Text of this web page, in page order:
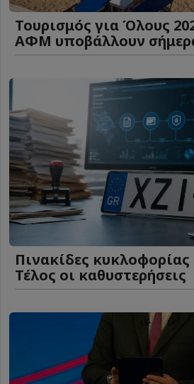
Τουρισμός για Όλους
ΑΦΜ υποβάλλουν
Πινακίδες κυκλοφορίας
Τέλος οι καθυστερήσεις